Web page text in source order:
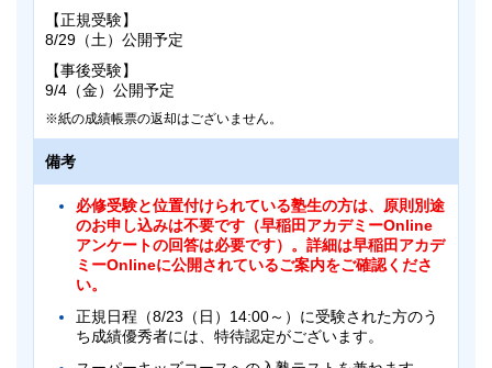
【正規受験】
8/29（土）公開予定
【事後受験】
9/4（金）公開予定
紙の成績帳票の返却はございません。
備考
必修受験と位置付けられている塾生の方は、原則別途
のお申し込みは不要です（早稲田アカデミーOnline
アンケートの回答は必要です）。詳細は早稲田アカデ
ミーOnlineに公開されているご案内をご確認くださ
い。
正規日程（8/23（日）14:00～）に受験された方のう
ち成績優秀者には、特待認定がございます。